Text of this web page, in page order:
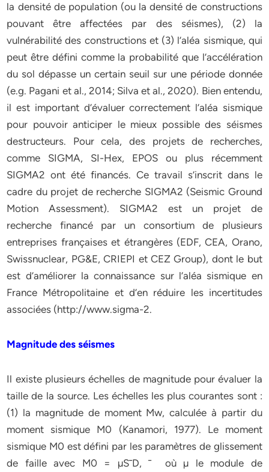
la densité de population (ou la densité de constructions
pouvant être affectées par des séismes), (2) la
vulnérabilité des constructions et (3) l’aléa sismique, qui
peut être défini comme la probabilité que l’accélération
du sol dépasse un certain seuil sur une période donnée
(e.g. Pagani et al., 2014; Silva et al., 2020). Bien entendu,
il est important d’évaluer correctement l’aléa sismique
pour pouvoir anticiper le mieux possible des séismes
destructeurs. Pour cela, des projets de recherches,
comme SIGMA, SI-Hex, EPOS ou plus récemment
SIGMA2 ont été financés. Ce travail s’inscrit dans le
cadre du projet de recherche SIGMA2 (Seismic Ground
Motion Assessment). SIGMA2 est un projet de
recherche financé par un consortium de plusieurs
entreprises françaises et étrangères (EDF, CEA, Orano,
Swissnuclear, PG&E, CRIEPI et CEZ Group), dont le but
est d’améliorer la connaissance sur l’aléa sismique en
France Métropolitaine et d’en réduire les incertitudes
associées (http://www.sigma-2.
Magnitude des séismes
Il existe plusieurs échelles de magnitude pour évaluer la
taille de la source. Les échelles les plus courantes sont :
(1) la magnitude de moment Mw, calculée à partir du
moment sismique M0 (Kanamori, 1977). Le moment
sismique M0 est défini par les paramètres de glissement
de faille avec M0 = µS¯D, ¯ où µ le module de